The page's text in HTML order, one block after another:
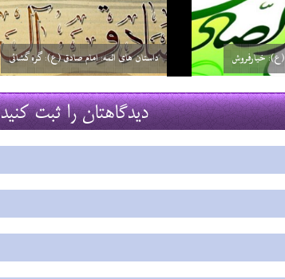
(ع): خیارفروش داستان های ائمه: امام صادق (ع): گره گشائی
29 اسفند 03
دیدگاهتان را ثبت کنید